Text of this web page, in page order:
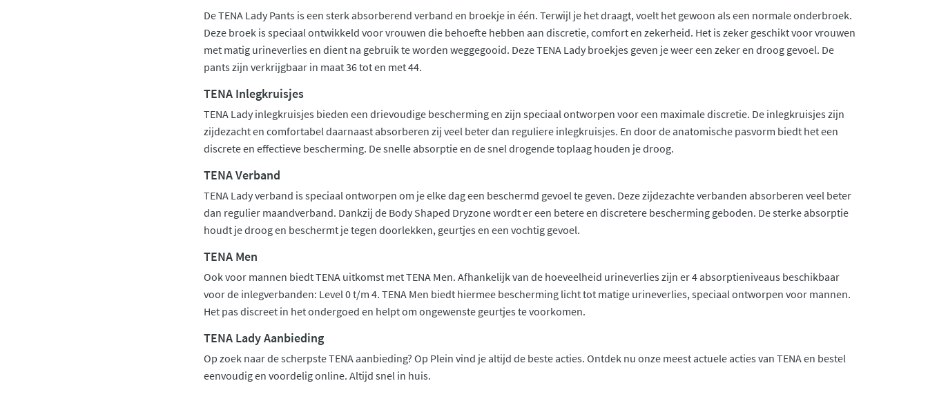
De TENA Lady Pants is een sterk absorberend verband en broekje in één. Terwijl je het draagt, voelt het gewoon als een normale onderbroek.
Deze broek is speciaal ontwikkeld voor vrouwen die behoefte hebben aan discretie, comfort en zekerheid. Het is zeker geschikt voor vrouwen
met matig urineverlies en dient na gebruik te worden weggegooid. Deze TENA Lady broekjes geven je weer een zeker en droog gevoel. De
pants zijn verkrijgbaar in maat 36 tot en met 44.
TENA Inlegkruisjes
TENA Lady inlegkruisjes bieden een drievoudige bescherming en zijn speciaal ontworpen voor een maximale discretie. De inlegkruisjes zijn
zijdezacht en comfortabel daarnaast absorberen zij veel beter dan reguliere inlegkruisjes. En door de anatomische pasvorm biedt het een
discrete en effectieve bescherming. De snelle absorptie en de snel drogende toplaag houden je droog.
TENA Verband
TENA Lady verband is speciaal ontworpen om je elke dag een beschermd gevoel te geven. Deze zijdezachte verbanden absorberen veel beter
dan regulier maandverband. Dankzij de Body Shaped Dryzone wordt er een betere en discretere bescherming geboden. De sterke absorptie
houdt je droog en beschermt je tegen doorlekken, geurtjes en een vochtig gevoel.
TENA Men
Ook voor mannen biedt TENA uitkomst met TENA Men. Afhankelijk van de hoeveelheid urineverlies zijn er 4 absorptieniveaus beschikbaar
voor de inlegverbanden: Level 0 t/m 4. TENA Men biedt hiermee bescherming licht tot matige urineverlies, speciaal ontworpen voor mannen.
Het pas discreet in het ondergoed en helpt om ongewenste geurtjes te voorkomen.
TENA Lady Aanbieding
Op zoek naar de scherpste TENA aanbieding? Op Plein vind je altijd de beste acties. Ontdek nu onze meest actuele acties van TENA en bestel
eenvoudig en voordelig online. Altijd snel in huis.